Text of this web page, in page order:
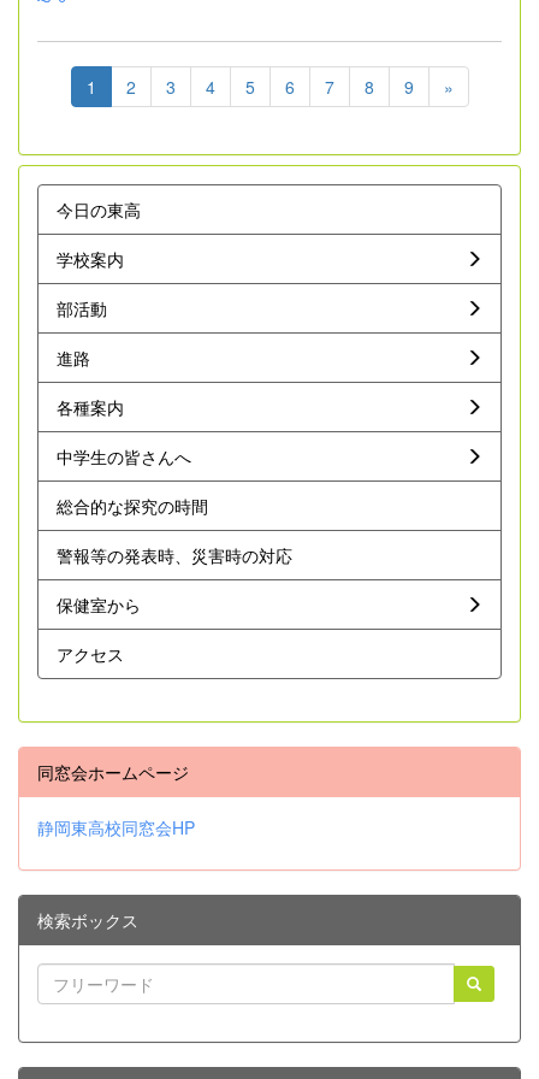
1 2 3 4 5 6 7 8 9 »
今日の東高
学校案内
部活動
進路
各種案内
中学生の皆さんへ
総合的な探究の時間
警報等の発表時、災害時の対応
保健室から
アクセス
同窓会ホームページ
静岡東高校同窓会HP
検索ボックス